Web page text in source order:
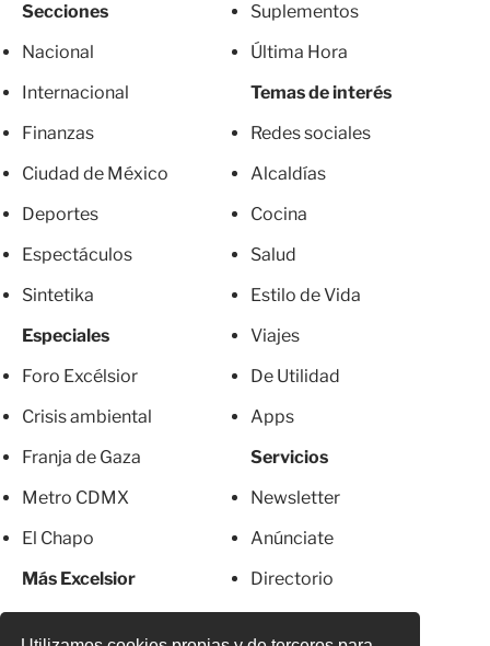
Secciones
Nacional
Internacional
Finanzas
Ciudad de México
Deportes
Espectáculos
Sintetika
Especiales
Foro Excélsior
Crisis ambiental
Franja de Gaza
Metro CDMX
El Chapo
Más Excelsior
Mujeres
Suplementos
Última Hora
Temas de interés
Redes sociales
Alcaldías
Cocina
Salud
Estilo de Vida
Viajes
De Utilidad
Apps
Servicios
Newsletter
Anúnciate
Directorio
Suscripciones